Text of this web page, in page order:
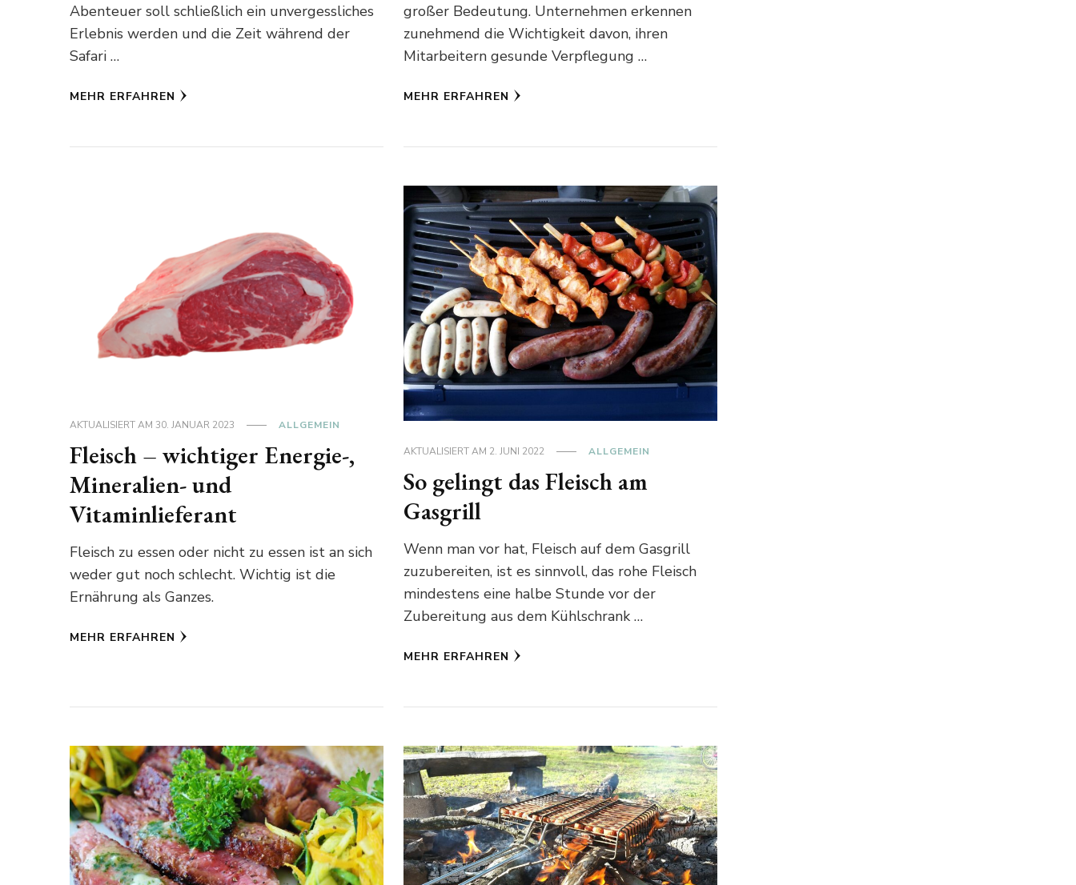
Abenteuer soll schließlich ein unvergessliches
Erlebnis werden und die Zeit während der
Safari …
MEHR ERFAHREN
großer Bedeutung. Unternehmen erkennen
zunehmend die Wichtigkeit davon, ihren
Mitarbeitern gesunde Verpflegung …
MEHR ERFAHREN
AKTUALISIERT AM 30. JANUAR 2023 ALLGEMEIN
Fleisch – wichtiger Energie-,
Mineralien- und
Vitaminlieferant
Fleisch zu essen oder nicht zu essen ist an sich
weder gut noch schlecht. Wichtig ist die
Ernährung als Ganzes.
MEHR ERFAHREN
AKTUALISIERT AM 2. JUNI 2022 ALLGEMEIN
So gelingt das Fleisch am
Gasgrill
Wenn man vor hat, Fleisch auf dem Gasgrill
zuzubereiten, ist es sinnvoll, das rohe Fleisch
mindestens eine halbe Stunde vor der
Zubereitung aus dem Kühlschrank …
MEHR ERFAHREN